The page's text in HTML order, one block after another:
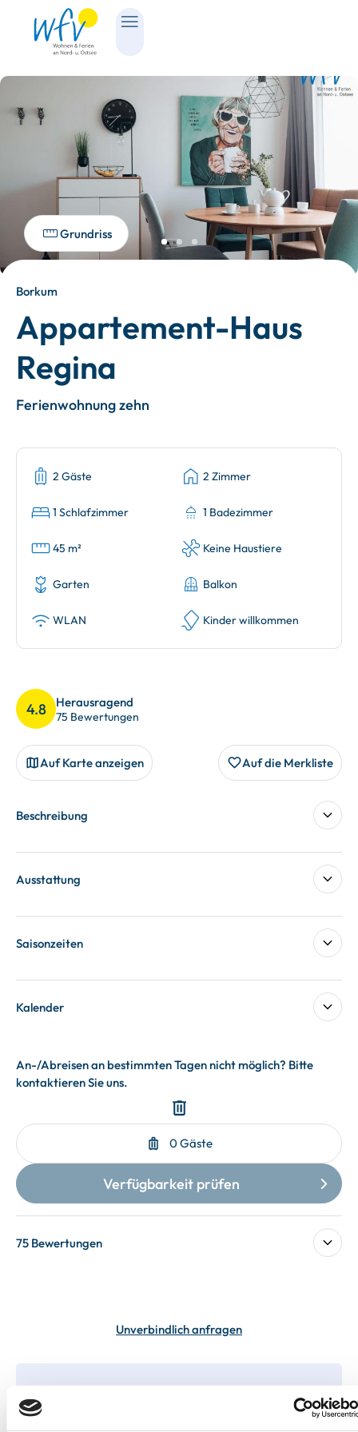
Grundriss
Borkum
Appartement-Haus
Regina
Ferienwohnung zehn
2 Gäste 2 Zimmer
1 Schlafzimmer 1 Badezimmer
45 m² Keine Haustiere
Garten Balkon
WLAN Kinder willkommen
4.8 Herausragend
75 Bewertungen
Auf Karte anzeigen Auf die Merkliste
Beschreibung
Ausstattung
Saisonzeiten
Kalender
75 Bewertungen
Unverbindlich anfragen